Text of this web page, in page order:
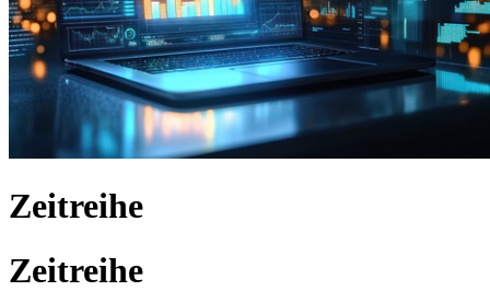
Zeitreihe
Zeitreihe